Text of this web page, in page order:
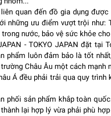
sinh sau thời gian dài sử dụng.
không gian kinh doanh
hoạt động thường xuyên.
quan đến đồ gia dụng
ưu điểm vượt trội
nước, bảo vệ sức khỏe
- TOKYO JAPAN đặt
phẩm luôn đảm bảo là tốt
Châu Âu một cách
Á đều phải trải qua quy
sản phẩm khắp toàn
lại hợp lý vừa phải phù